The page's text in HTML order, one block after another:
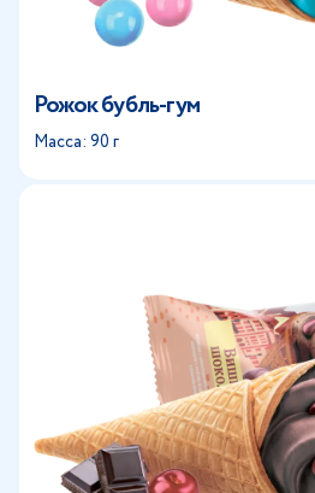
Рожок бубль-гум
Масса: 90 г